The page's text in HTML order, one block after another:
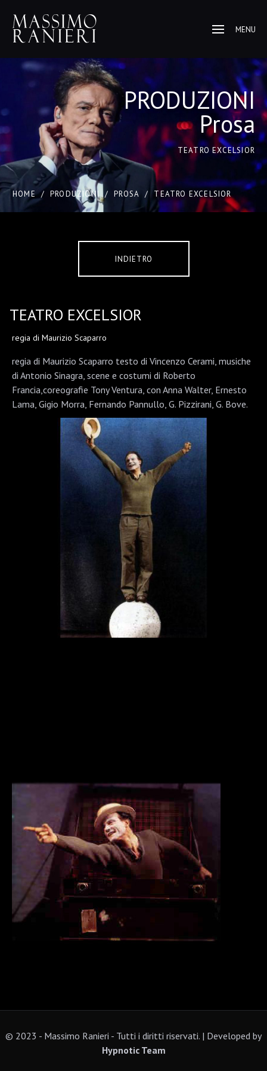
MENU
PRODUZIONI
Prosa
TEATRO EXCELSIOR
HOME / PRODUZIONI / PROSA / TEATRO EXCELSIOR
INDIETRO
TEATRO EXCELSIOR
regia di Maurizio Scaparro
regia di Maurizio Scaparro testo di Vincenzo Cerami, musiche
di Antonio Sinagra, scene e costumi di Roberto
Francia,coreografie Tony Ventura, con Anna Walter, Ernesto
Lama, Gigio Morra, Fernando Pannullo, G. Pizzirani, G. Bove.
© 2023 - Massimo Ranieri - Tutti i diritti riservati. | Developed by
Hypnotic Team